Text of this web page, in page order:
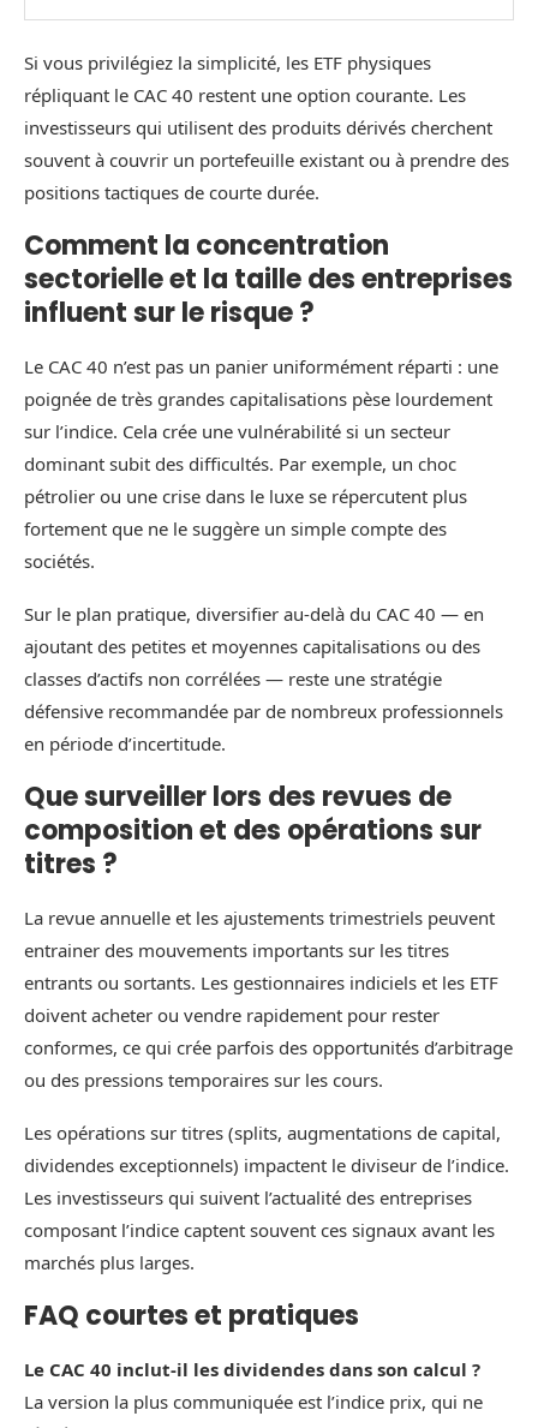
Si vous privilégiez la simplicité, les ETF physiques
répliquant le CAC 40 restent une option courante. Les
investisseurs qui utilisent des produits dérivés cherchent
souvent à couvrir un portefeuille existant ou à prendre des
positions tactiques de courte durée.
Comment la concentration
sectorielle et la taille des entreprises
influent sur le risque ?
Le CAC 40 n’est pas un panier uniformément réparti : une
poignée de très grandes capitalisations pèse lourdement
sur l’indice. Cela crée une vulnérabilité si un secteur
dominant subit des difficultés. Par exemple, un choc
pétrolier ou une crise dans le luxe se répercutent plus
fortement que ne le suggère un simple compte des
sociétés.
Sur le plan pratique, diversifier au‑delà du CAC 40 — en
ajoutant des petites et moyennes capitalisations ou des
classes d’actifs non corrélées — reste une stratégie
défensive recommandée par de nombreux professionnels
en période d’incertitude.
Que surveiller lors des revues de
composition et des opérations sur
titres ?
La revue annuelle et les ajustements trimestriels peuvent
entrainer des mouvements importants sur les titres
entrants ou sortants. Les gestionnaires indiciels et les ETF
doivent acheter ou vendre rapidement pour rester
conformes, ce qui crée parfois des opportunités d’arbitrage
ou des pressions temporaires sur les cours.
Les opérations sur titres (splits, augmentations de capital,
dividendes exceptionnels) impactent le diviseur de l’indice.
Les investisseurs qui suivent l’actualité des entreprises
composant l’indice captent souvent ces signaux avant les
marchés plus larges.
FAQ courtes et pratiques
Le CAC 40 inclut-il les dividendes dans son calcul ?
La version la plus communiquée est l’indice prix, qui ne